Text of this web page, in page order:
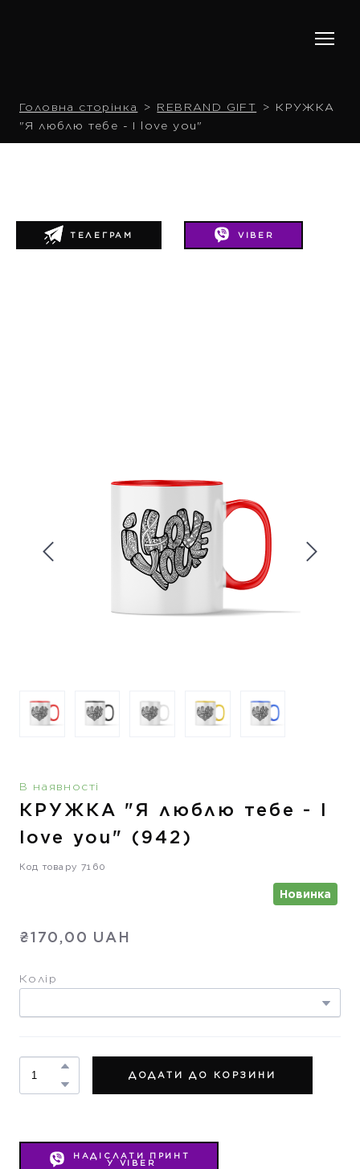
Головна сторінка REBRAND GIFT
КРУЖКА
"Я люблю тебе - I love you"
VIBER
ТЕЛЕГРАМ
В наявності
КРУЖКА "Я люблю тебе - I
love you" (942)
Код товару 7160
Новинка
₴170,00 UAH
Колір
ДОДАТИ ДО КОРЗИНИ
НАДІСЛАТИ ПРИНТ
У VIBER